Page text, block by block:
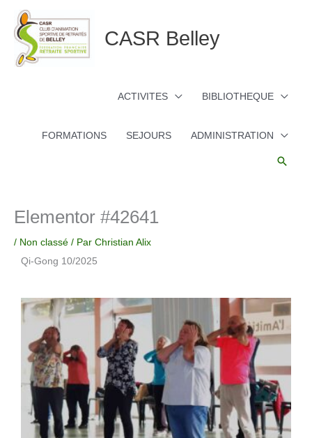
contenu
CASR Belley
ACTIVITES BIBLIOTHEQUE
FORMATIONS SEJOURS ADMINISTRATION
Elementor #42641
/ Non classé / Par Christian Alix
Qi-Gong 10/2025